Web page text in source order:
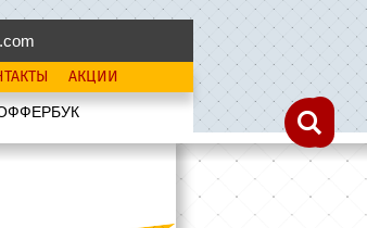
АКЦИИ